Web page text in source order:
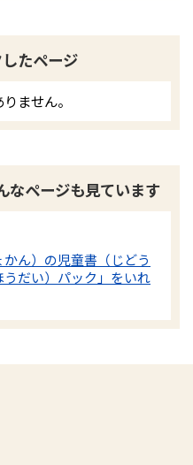
たページ
ません。
なページも見ています
ん）の児童書（じどう
だい）パック」をいれ